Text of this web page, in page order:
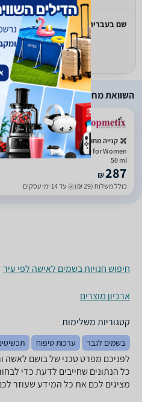
שם בעברית אליאן
למפרט המלא
השוואת מחירים
קנייה מחו"ל
Eau De Parfum Spray for Women
50 ml
₪287
כולל משלוח (29 ₪) עד 14 ימי עסקים
חיפוש חנויות בשמים לאישה לפי עיר
ארכיון מוצרים
קטגוריות משלימות
בשמים לגבר ערכות טיפוח
כל הנתונים שחייבים לדעת כדי
מציגים לכם את כל המידע שעוזר